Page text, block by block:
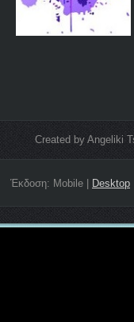
Created by Angeliki
Έκδοση: Mobile| Desktop